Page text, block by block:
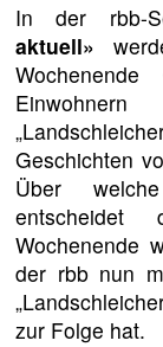
In der rbb-
aktuell»
Geschichten
Über
Wochenende
der rbb nun
zur Folge hat.